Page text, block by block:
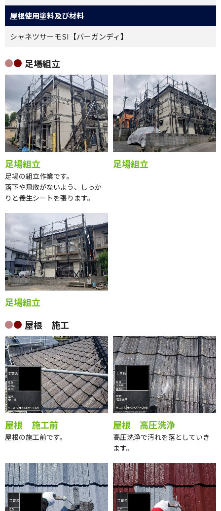
屋根使用塗料及び材料
シャネツサーモSI【バーガンディ】
足場組立
足場組立
足場の組立作業です。
落下や飛散がないよう、しっか
りと養生シートを張ります。
足場組立
足場組立
屋根 施工
屋根 施工前
屋根の施工前です。
屋根 高圧洗浄
高圧洗浄で汚れを落としていき
ます。